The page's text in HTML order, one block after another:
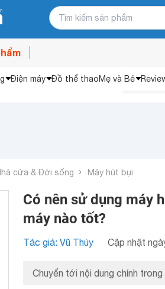
Điện máy Đồ thể thaoMẹ và Bé
cửa & Đời sống Máy hút bụi
Có nên sử dụng máy
máy nào tốt?
Tác giả: Vũ Thúy Cập nhật
Chuyển tới nội dung chính trong